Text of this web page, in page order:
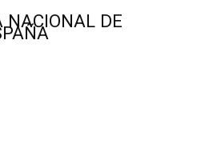
NACIONAL DE